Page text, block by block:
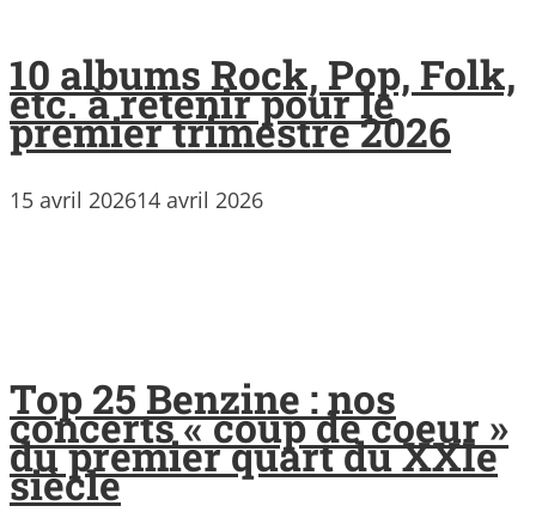
10 albums Rock, Pop, Folk,
etc. à retenir pour le
premier trimestre 2026
15 avril 202614 avril 2026
Top 25 Benzine : nos
concerts « coup de coeur »
du premier quart du XXIe
siècle